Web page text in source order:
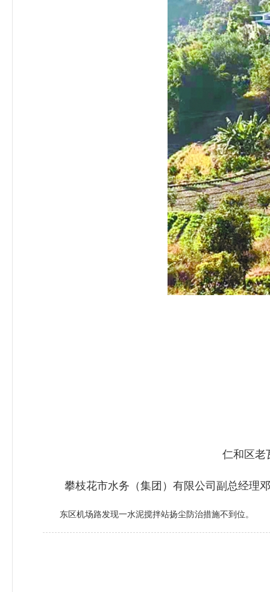
仁和区
攀枝花市水务（集团）有限公司副总经理邓
东区机场路发现一水泥搅拌站扬尘防治措施不到位。